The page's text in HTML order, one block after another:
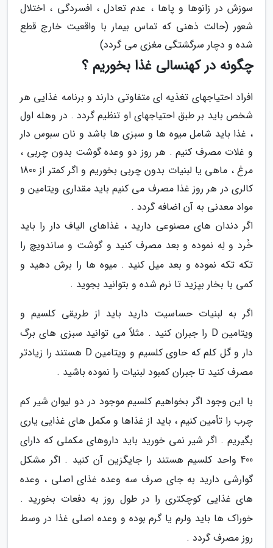
سوزش در زانوها و پاها ، عدم تعادل ، افسردگی ، اختلال
شعور (حالت ذهنی که تماس بیمار با واقعیت خارج قطع
شده و دچار سرگشتگی مغزی می گردد)
چگونه در کهنسالی غذا بخوریم ؟
افراد احتیاجهای تغذیه ای متفاوتی دارند و برنامه غذایی هر
شخص باید بر طبق احتیاجهای او تنظیم گردد . در وهله اول
، غذا باید شامل میوه ها و سبزی ها باشد و نان سبوس دار
و غلات مصرف کنیم . هر روز دو وعده گوشت بدون چربی ،
مرغ ، ماهی یا لبنیات بدون چربی بخوریم و اگر کمتر از 1800
کالری در هر روز غذا مصرف می کنیم باید مقداری ویتامین و
مواد معدنی به آن اضافه گردد .
اگر دندان های مصنوعی دارید ، غذاهای الیاف دار را باید
خُرد و لِه نموده و بعد مصرف کنید و گوشت و ساندویچ را
تکه تکه نموده و بعد میل کنید . میوه ها را برش دهید و
کمی با بخار بپزید تا نرم شده و بتوانید بجوید .
اگر به لبنیات حساسیت دارید باید از طریقی کلسیم و
ویتامین D را جبران کنید . مثلاً می توانید سبزی های برگ
دار و گل کلم که حاوی کلسیم و ویتامین D هستند را زیادتر
مصرف کنید تا جبران کمبود لبنیات را نموده باشید .
با این وجود اگر بخواهیم کلسیم موجود در دو لیوان شیر کم
چرب را تأمین کنیم ، باید از غذاها و مکمل های غذایی یاری
بگیریم . اگر شیر نمی خورید باید داروهای مکملی که دارای
400 واحد کلسیم هستند را جایگزین آن کنید . اگر مشکل
گوارشی دارید به جای صرف سه وعده غذای اصلی ، وعده
های غذایی کوچکتری را در طول روز به دفعات بخورید .
خوراک ها باید ولرم یا گرم بوده و وعده اصلی غذا در وسط
روز مصرف گردد .